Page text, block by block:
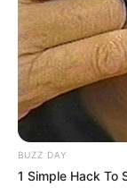
BUZZ DAY
1 Simple Hack To